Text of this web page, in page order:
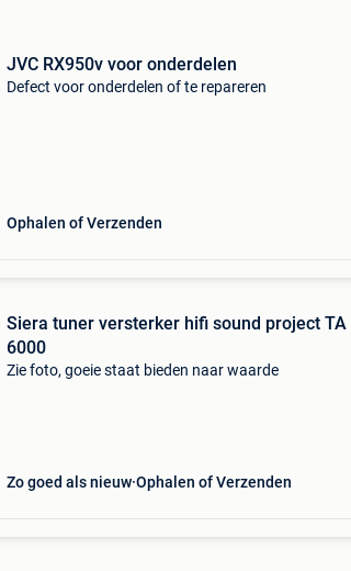
JVC RX950v voor onderdelen
Defect voor onderdelen of te repareren
Ophalen of Verzenden
Siera tuner versterker hifi sound project TA
6000
Zie foto, goeie staat bieden naar waarde
Zo goed als nieuw Ophalen of Verzenden